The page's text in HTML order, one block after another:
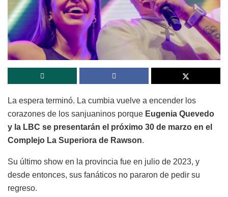
La espera terminó. La cumbia vuelve a encender los
corazones de los sanjuaninos porque Eugenia Quevedo
y la LBC se presentarán el próximo 30 de marzo en el
Complejo La Superiora de Rawson.
Su último show en la provincia fue en julio de 2023, y
desde entonces, sus fanáticos no pararon de pedir su
regreso.